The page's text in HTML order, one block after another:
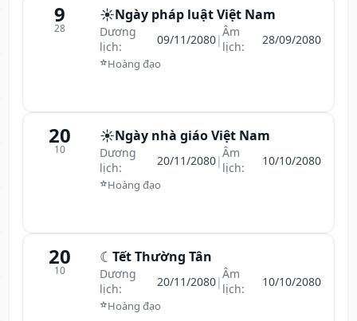
9
28
☀️Ngày pháp luật Việt Nam
Dương
lịch:
09/11/2080|Âm
lịch:
28/09/2080
⭐Hoàng đạo
20
10
☀️Ngày nhà giáo Việt Nam
Dương
lịch:
20/11/2080|Âm
lịch:
10/10/2080
⭐Hoàng đạo
20
10
☾ Tết Thường Tân
Dương
lịch:
20/11/2080|Âm
lịch:
10/10/2080
⭐Hoàng đạo